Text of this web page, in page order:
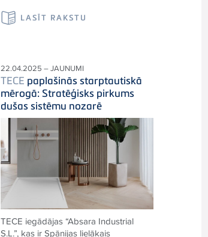
LASĪT RAKSTU
22.04.2025 – JAUNUMI
TECE paplašinās starptautiskā
mērogā: Stratēģisks pirkums
dušas sistēmu nozarē
TECE iegādājas “Absara Industrial
S.L.”, kas ir Spānijas lielākais